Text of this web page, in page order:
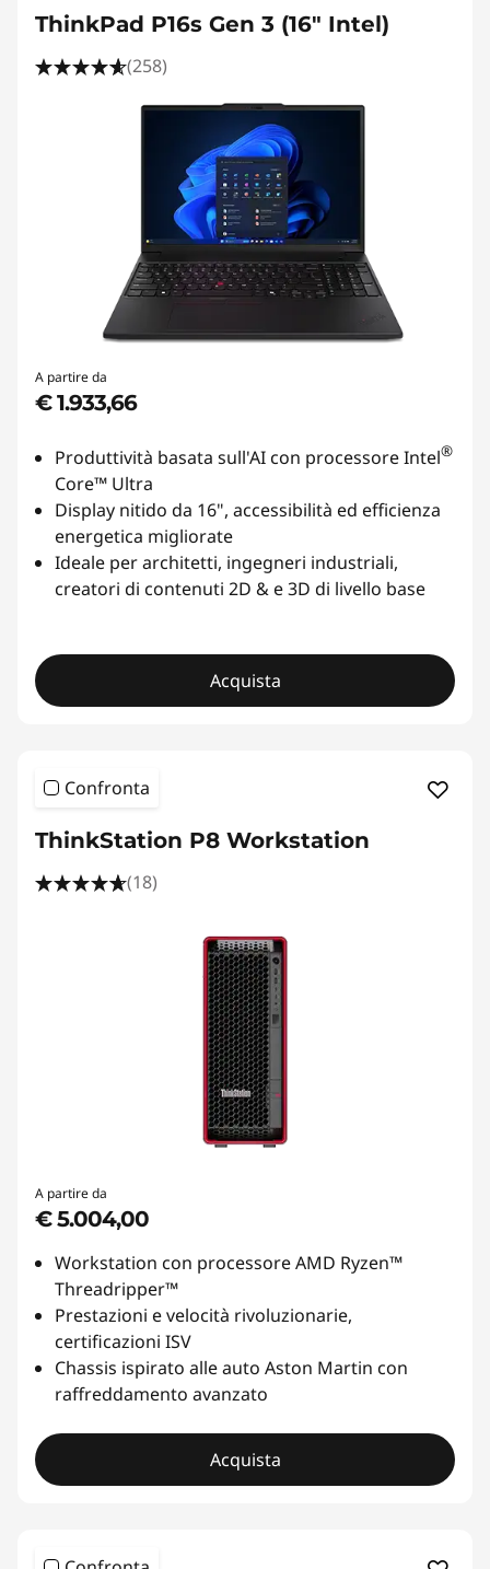
ThinkPad P16s Gen 3 (16" Intel)
(258)
A partire da
€ 1.933,66
Produttività basata sull'AI con processore Intel®
Core™ Ultra
Display nitido da 16", accessibilità ed efficienza
energetica migliorate
Ideale per architetti, ingegneri industriali,
creatori di contenuti 2D & e 3D di livello base
Acquista
Confronta
ThinkStation P8 Workstation
(18)
A partire da
€ 5.004,00
Workstation con processore AMD Ryzen™
Threadripper™
Prestazioni e velocità rivoluzionarie,
certificazioni ISV
Chassis ispirato alle auto Aston Martin con
raffreddamento avanzato
Acquista